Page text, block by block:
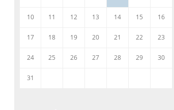
10 11 12 13 14 15 16
17 18 19 20 21 22 23
24 25 26 27 28 29 30
31